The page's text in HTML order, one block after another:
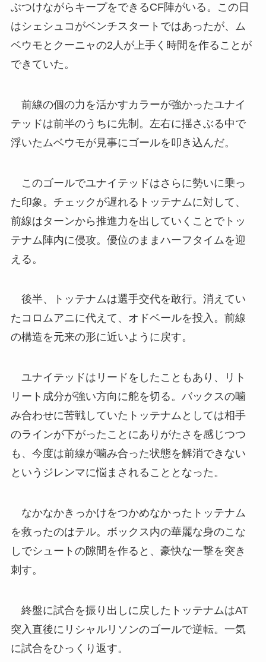
ぶつけながらキープをできるCF陣がいる。この日
はシェシュコがベンチスタートではあったが、ム
ベウモとクーニャの2人が上手く時間を作ることが
できていた。
前線の個の力を活かすカラーが強かったユナイ
テッドは前半のうちに先制。左右に揺さぶる中で
浮いたムベウモが見事にゴールを叩き込んだ。
このゴールでユナイテッドはさらに勢いに乗っ
た印象。チェックが遅れるトッテナムに対して、
前線はターンから推進力を出していくことでトッ
テナム陣内に侵攻。優位のままハーフタイムを迎
える。
後半、トッテナムは選手交代を敢行。消えてい
たコロムアニに代えて、オドベールを投入。前線
の構造を元来の形に近いように戻す。
ユナイテッドはリードをしたこともあり、リト
リート成分が強い方向に舵を切る。バックスの噛
み合わせに苦戦していたトッテナムとしては相手
のラインが下がったことにありがたさを感じつつ
も、今度は前線が噛み合った状態を解消できない
というジレンマに悩まされることとなった。
なかなかきっかけをつかめなかったトッテナム
を救ったのはテル。ボックス内の華麗な身のこな
しでシュートの隙間を作ると、豪快な一撃を突き
刺す。
終盤に試合を振り出しに戻したトッテナムはAT
突入直後にリシャルリソンのゴールで逆転。一気
に試合をひっくり返す。